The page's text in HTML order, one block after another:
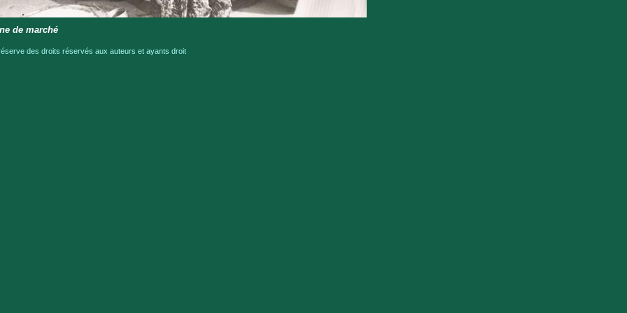
de marché
des droits réservés aux auteurs et ayants droit